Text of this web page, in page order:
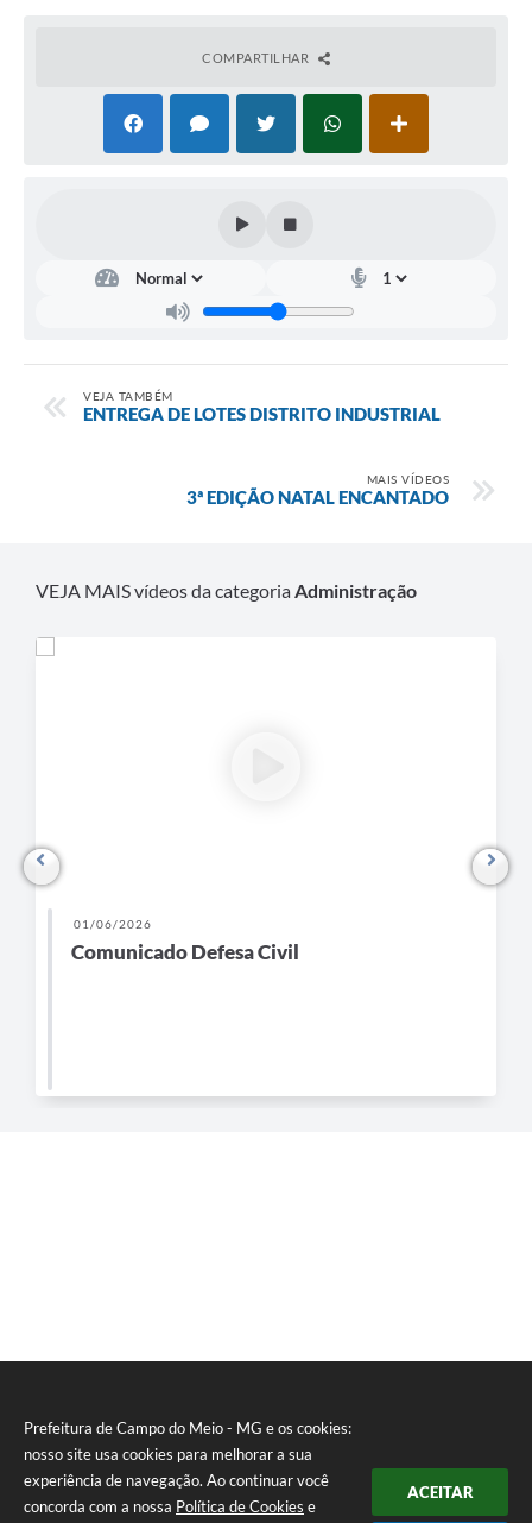
Prefeitura de Campo do Meio - MG e os cookies:
nosso site usa cookies para melhorar a sua
experiência de navegação. Ao continuar você
concorda com a nossa Política de Cookies e
ACEITAR
COMPARTILHAR
VEJA TAMBÉM
ENTREGA DE LOTES DISTRITO INDUSTRIAL
MAIS VÍDEOS
3ª EDIÇÃO NATAL ENCANTADO
VEJA MAIS vídeos da categoria Administração
01/06/2026
Comunicado Defesa Civil